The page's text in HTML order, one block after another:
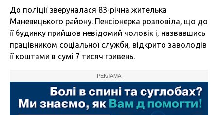
До поліції зверуналася 83-річна жителька
Маневицького району. Пенсіонерка розповіла, що до
її будинку прийшов невідомий чоловік і, назвавшись
працівником соціальної служби, відкрито заволодів
її коштами в сумі 7 тисяч гривень.
РЕКЛАМА